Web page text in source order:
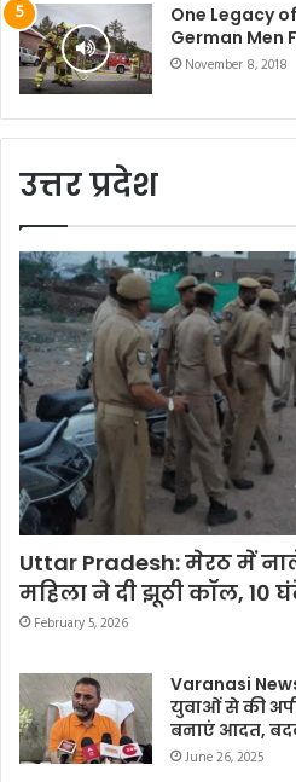
One Legacy
German Men
November 8, 2018
उत्तर प्रदेश
Uttar Pradesh: मेरठ में
महिला ने दी झूठी कॉल,
February 5, 2026
Varanasi
युवाओं से की
बनाएं आदत,
June 26, 2025